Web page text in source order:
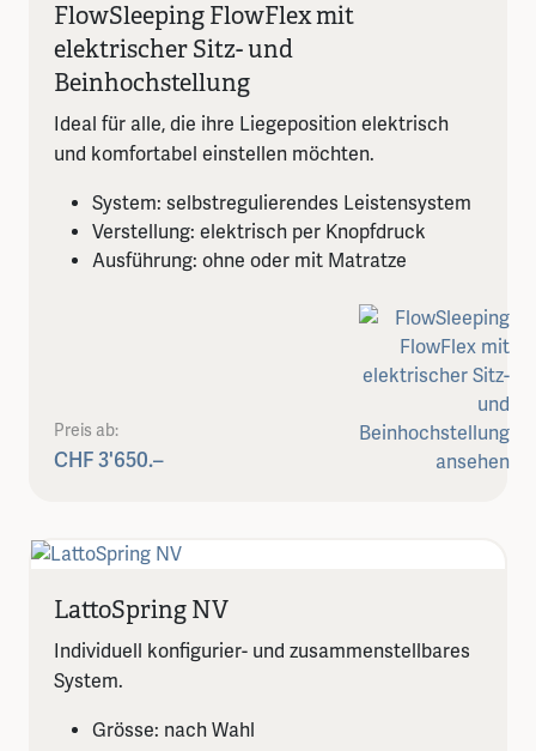
FlowSleeping FlowFlex mit
elektrischer Sitz- und
Beinhochstellung
Ideal für alle, die ihre Liegeposition elektrisch
und komfortabel einstellen möchten.
System: selbstregulierendes Leistensystem
Verstellung: elektrisch per Knopfdruck
Ausführung: ohne oder mit Matratze
Preis ab:
CHF 3'650.–
LattoSpring NV
Individuell konfigurier- und zusammenstellbares
System.
Grösse: nach Wahl